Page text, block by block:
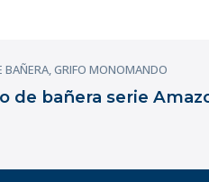
BAÑERA,GRIFO MONOMANDO
de bañera serie